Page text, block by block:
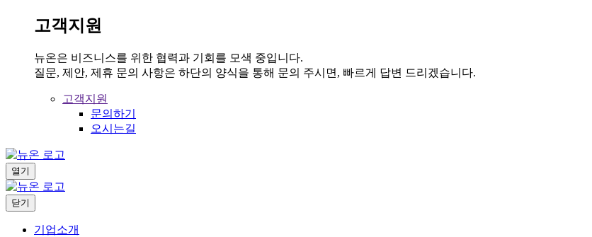
고객지원
뉴온은 비즈니스를 위한 협력과 기회를 모색 중입니다.
질문, 제안, 제휴 문의 사항은 하단의 양식을 통해 문의 주시면, 빠르게 답변 드리겠습니다.
고객지원
문의하기
오시는길
열기
닫기
기업소개